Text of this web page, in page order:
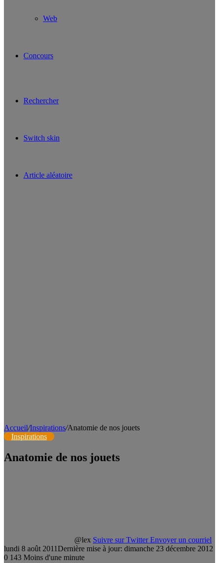
Web
Concours
Rechercher
Switch skin
Article aléatoire
Accueil/Inspirations/Anatomie de nos jouets
Inspirations
Anatomie de nos jouets
@lex Suivre sur Twitter Envoyer un courriel
lundi 8 août 2011Dernière mise à jour: dimanche 23 décembre 2012
0 143 Moins d'une minute